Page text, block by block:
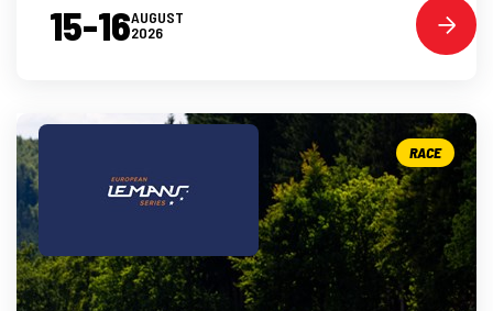
15-16AUGUST
2026
RACE